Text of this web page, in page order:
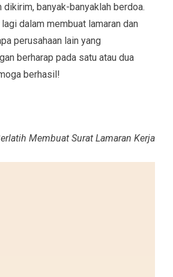
dikirim, banyak-banyaklah berdoa.
dalam membuat lamaran dan
perusahaan lain yang
berharap pada satu atau dua
berhasil!
Membuat Surat Lamaran Kerja